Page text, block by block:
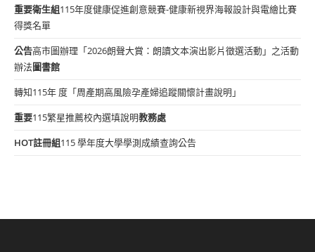
重要衛生組115年度健康促進創意競賽-健康新視界海報設計與電繪比賽
得獎名單
公告高市圖辦理「2026朗聲大賞：朗讀文本演出影片徵選活動」之活動
辦法圖書館
轉知115年 度「周產期高風險孕產婦追蹤關懷計畫說明」
重要115繁星推薦校內選填說明教務處
HOT註冊組115 學年度大學學測成績查詢公告